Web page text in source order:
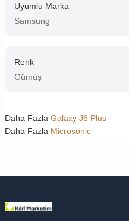
Uyumlu Marka
Samsung
Renk
Gümüş
Daha Fazla Galaxy J6 Plus
Daha Fazla Microsonic